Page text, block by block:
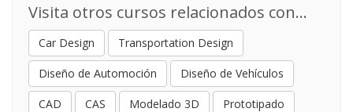
Visita otros cursos relacionados con...
Car Design Transportation Design
Diseño de Automoción Diseño de Vehículos
CAD CAS Modelado 3D Prototipado